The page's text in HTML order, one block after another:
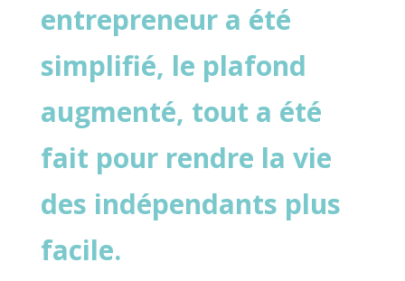
entrepreneur a été
simplifié, le plafond
augmenté, tout a été
fait pour rendre la vie
des indépendants plus
facile.